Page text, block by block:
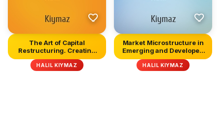
The Art of Capital
Restructuring. Creating
Shareho...
HALIL KIYMAZ
Market Microstructure in
Emerging and Developed
Ma...
HALIL KIYMAZ